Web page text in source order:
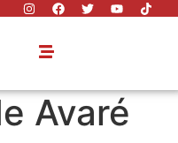
faz
Avaré